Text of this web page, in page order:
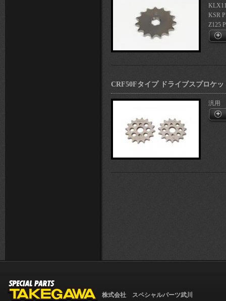
KSR
Z125
CRF50Fタイプ ドライブスプロケッ
汎用
株式会社 スペシャルパーツ武川